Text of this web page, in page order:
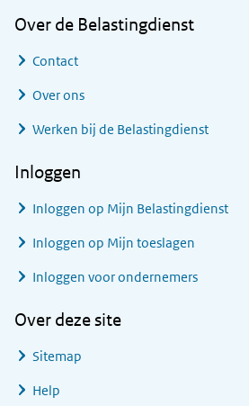
Over de Belastingdienst
Contact
Over ons
Werken bij de Belastingdienst
Inloggen
Inloggen op Mijn Belastingdienst
Inloggen op Mijn toeslagen
Inloggen voor ondernemers
Over deze site
Sitemap
Help